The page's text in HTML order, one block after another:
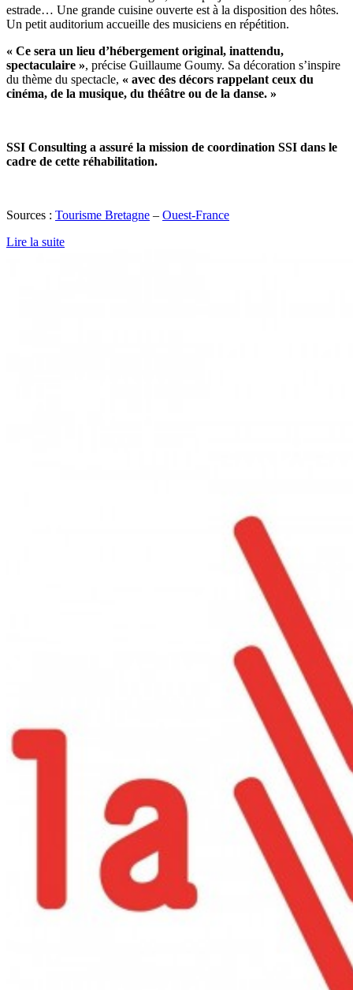
estrade… Une grande cuisine ouverte est à la disposition des hôtes.
Un petit auditorium accueille des musiciens en répétition.
« Ce sera un lieu d’hébergement original, inattendu,
spectaculaire », précise Guillaume Goumy. Sa décoration s’inspire
du thème du spectacle, « avec des décors rappelant ceux du
cinéma, de la musique, du théâtre ou de la danse. »
SSI Consulting a assuré la mission de coordination SSI dans le
cadre de cette réhabilitation.
Sources : Tourisme Bretagne – Ouest-France
Lire la suite